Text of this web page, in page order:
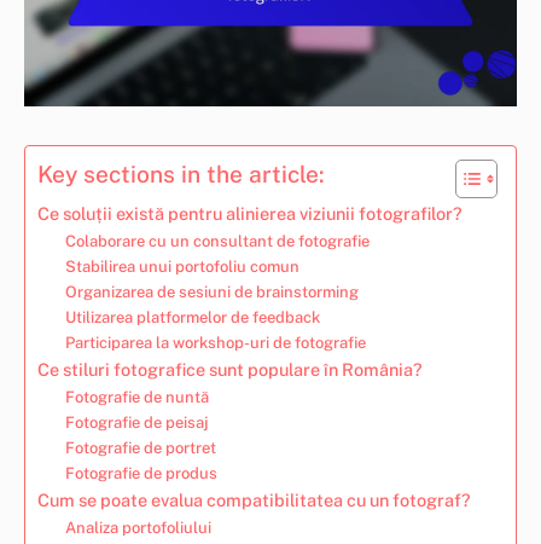
Key sections in the article:
Ce soluții există pentru alinierea viziunii fotografilor?
Colaborare cu un consultant de fotografie
Stabilirea unui portofoliu comun
Organizarea de sesiuni de brainstorming
Utilizarea platformelor de feedback
Participarea la workshop-uri de fotografie
Ce stiluri fotografice sunt populare în România?
Fotografie de nuntă
Fotografie de peisaj
Fotografie de portret
Fotografie de produs
Cum se poate evalua compatibilitatea cu un fotograf?
Analiza portofoliului